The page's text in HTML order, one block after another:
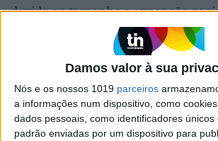
Damos valor à sua
Nós e os nossos 1019 parceiros
a informações num dispositivo, como
dados pessoais, como identificadores únicos
padrão enviadas por um dispositivo para
devido ao tamanho e expansão
razão dos orgasmos vaginais
mais nada menos que este órgão
genital feminino.
RELACIONADOS